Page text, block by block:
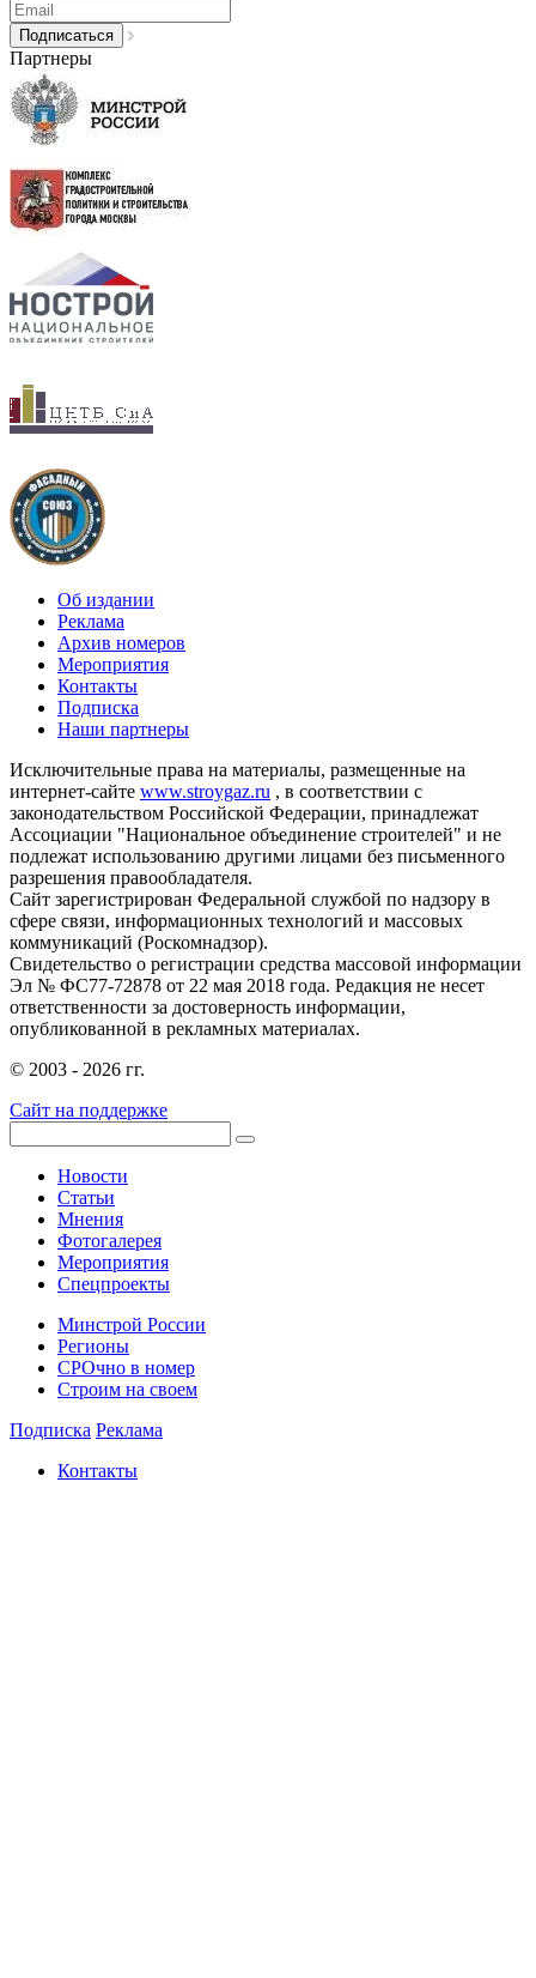
Партнеры
Об издании
Реклама
Архив номеров
Мероприятия
Контакты
Подписка
Наши партнеры
Исключительные права на материалы, размещенные на
интернет-сайте www.stroygaz.ru , в соответствии с
законодательством Российской Федерации, принадлежат
Ассоциации "Национальное объединение строителей" и не
подлежат использованию другими лицами без письменного
разрешения правообладателя.
Сайт зарегистрирован Федеральной службой по надзору в
сфере связи, информационных технологий и массовых
коммуникаций (Роскомнадзор).
Свидетельство о регистрации средства массовой информации
Эл № ФС77-72878 от 22 мая 2018 года. Редакция не несет
ответственности за достоверность информации,
опубликованной в рекламных материалах.
© 2003 - 2026 гг.
Сайт на поддержке
Новости
Статьи
Мнения
Фотогалерея
Мероприятия
Спецпроекты
Минстрой России
Регионы
СРОчно в номер
Строим на своем
Подписка Реклама
Контакты